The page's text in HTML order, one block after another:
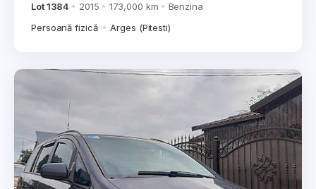
Lot 1384 2015 173,000 km
Benzina
Persoană fizică
Arges (Pitesti)